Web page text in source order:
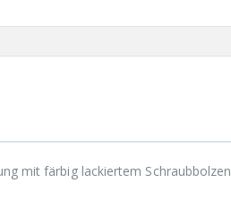
mit färbig lackiertem Schraubbolzen